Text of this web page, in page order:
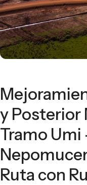
y Posterior
Tramo Umi
Ruta con